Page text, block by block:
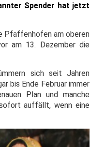
Spender hat jetzt
Pfaffenhofen am oberen
am 13. Dezember die
sich seit Jahren
bis Ende Februar immer
Plan und manche
auffällt, wenn eine